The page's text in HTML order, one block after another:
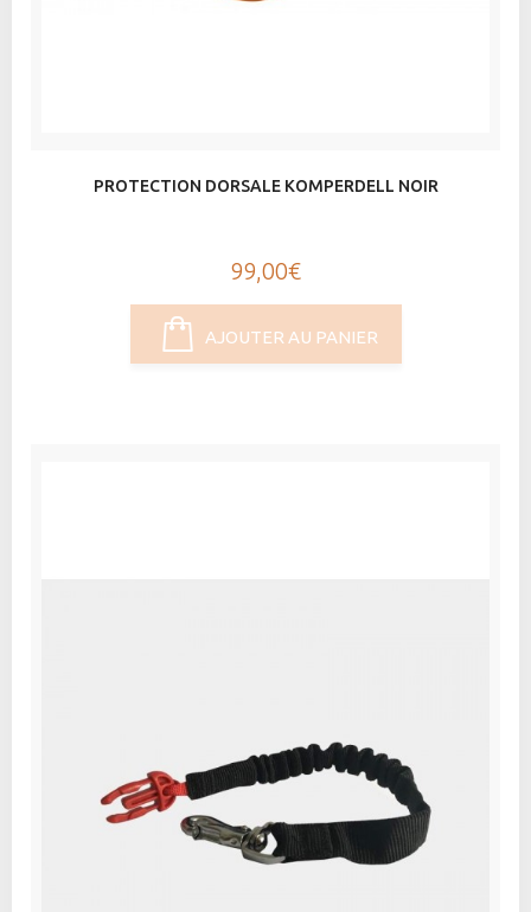
PROTECTION DORSALE KOMPERDELL NOIR
99,00€
AJOUTER AU PANIER